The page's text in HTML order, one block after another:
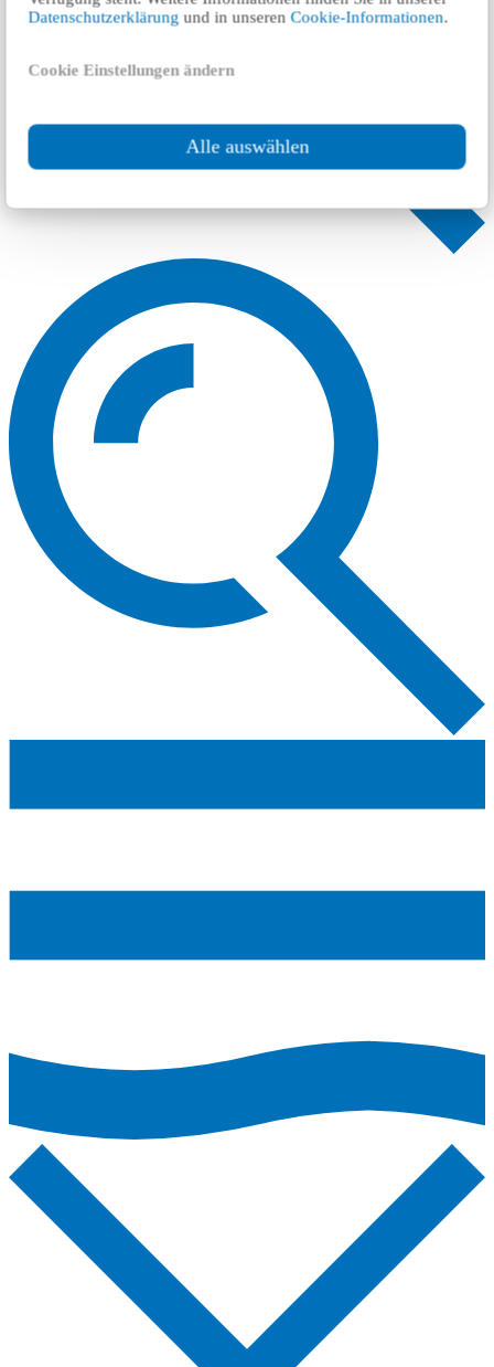
Datenschutzerklärung und in unserenCookie-Informationen.
Cookie Einstellungen ändern
Alle auswählen